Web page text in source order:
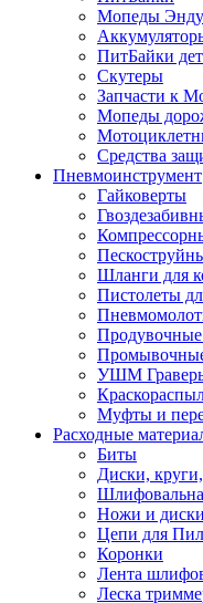
Мопеды
ПитБайки
Скутеры
Запчасти к
Мопеды
Средства
Пневмоинструмент
Гайковерты
Шланги для
Пистолеты
УШМ
Муфты и
Расходные
Биты
Диски,
Ножи и диски
Цепи для Пил
Коронки
Лента
Леска